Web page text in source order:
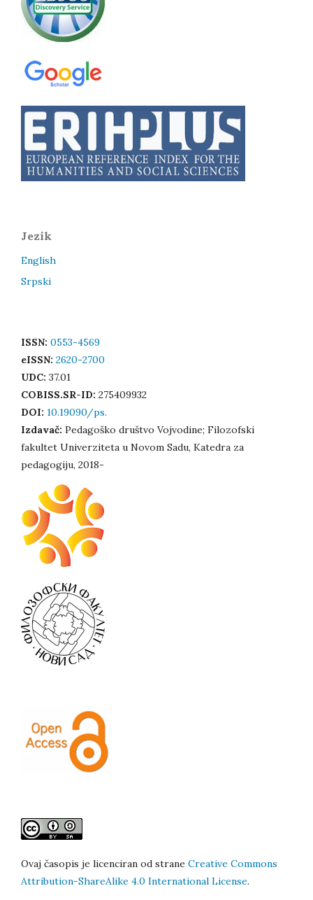
Jezik
English
Srpski
ISSN: 0553-4569
eISSN: 2620-2700
UDC: 37.01
COBISS.SR-ID: 275409932
DOI: 10.19090/ps.
Izdavač: Pedagoško društvo Vojvodine; Filozofski
fakultet Univerziteta u Novom Sadu, Katedra za
pedagogiju, 2018-
Ovaj časopis je licenciran od strane Creative Commons
Attribution-ShareAlike 4.0 International License.